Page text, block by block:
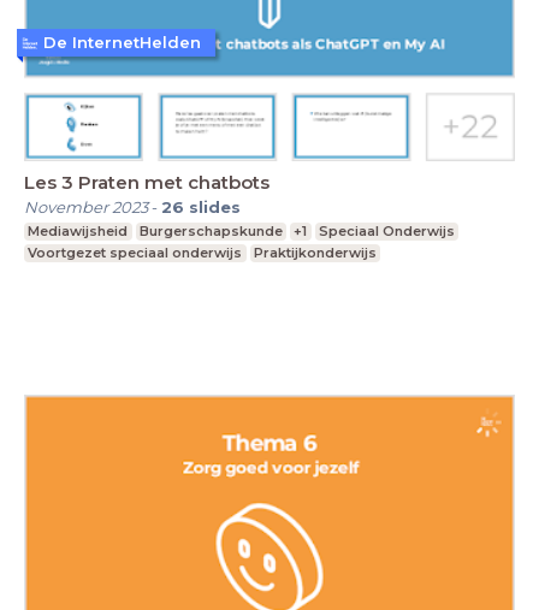
Les 3 Praten met chatbots
November 2023- 26 slides
Mediawijsheid Burgerschapskunde +1
Speciaal Onderwijs
Voortgezet speciaal onderwijs
Praktijkonderwijs
De InternetHelden